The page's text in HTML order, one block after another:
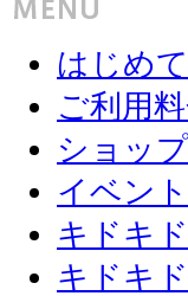
はじめ
ご利用
ショッ
イベン
キドキ
キドキ